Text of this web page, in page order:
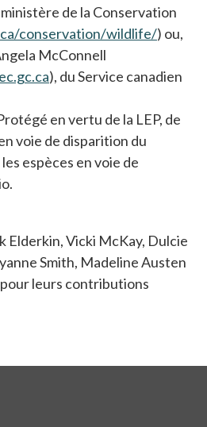
de la Conservation
conservation/wildlife/) ou,
McConnell
), du Service canadien
en vertu de la LEP, de
voie de disparition du
espèces en voie de
Elderkin, Vicki McKay, Dulcie
Smith, Madeline Austen
leurs contributions